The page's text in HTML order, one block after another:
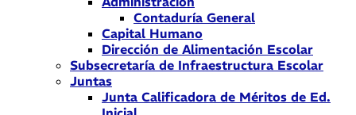
Contaduría General
Capital Humano
Dirección de Alimentación Escolar
Subsecretaría de Infraestructura Escolar
Juntas
Junta Calificadora de Méritos de Ed.